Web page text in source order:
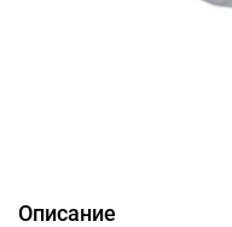
Описание